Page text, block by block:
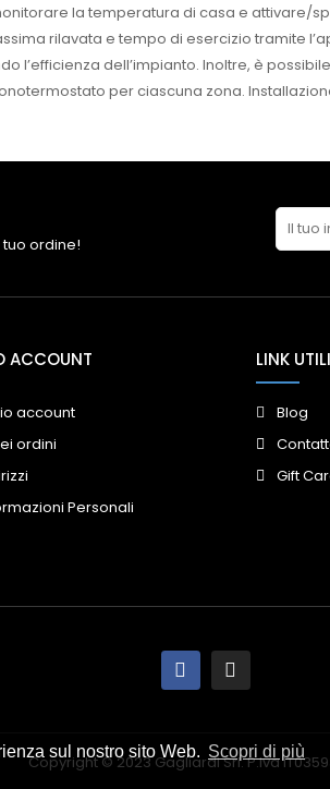
sul nostro sito Web. Scopri di più
la temperatura di casa e attivare/
rilavata e tempo di esercizio tramite
l’efficienza dell’impianto. Inoltre, è
per ciascuna zona.
tuo ordine!
ACCOUNT
account
ordini
Personali
LINK UTILI
Blog
Gift
Copyright © 2023 Gagliardi Srl. P.Iva